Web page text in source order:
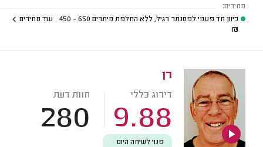
מחירים:
כיוון חד פעמי לפסנתר רגיל, ללא החלפת מיתרים 650 - 450
₪
עוד מחירים
רן
דירוג כללי
9.88
חוות דעת
280
פנוי לשיחה היום